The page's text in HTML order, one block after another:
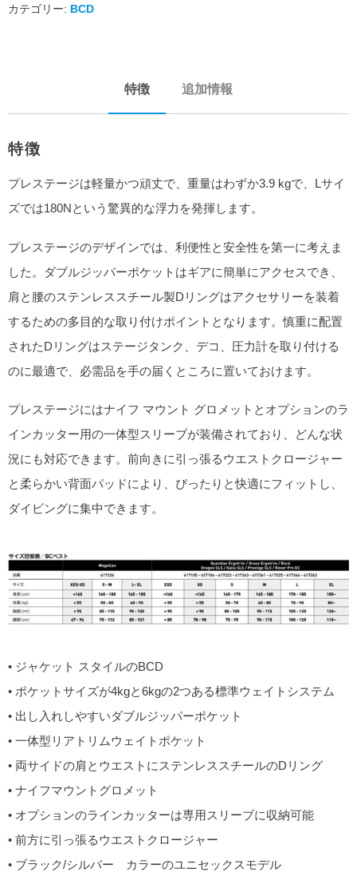
カテゴリー: BCD
特徴 追加情報
特徴
プレステージは軽量かつ頑丈で、重量はわずか3.9 kgで、Lサイ
ズでは180Nという驚異的な浮力を発揮します。
プレステージのデザインでは、利便性と安全性を第一に考えま
した。ダブルジッパーポケットはギアに簡単にアクセスでき、
肩と腰のステンレススチール製Dリングはアクセサリーを装着
するための多目的な取り付けポイントとなります。慎重に配置
されたDリングはステージタンク、デコ、圧力計を取り付ける
のに最適で、必需品を手の届くところに置いておけます。
プレステージにはナイフ マウント グロメットとオプションのラ
インカッター用の一体型スリーブが装備されており、どんな状
況にも対応できます。前向きに引っ張るウエストクロージャー
と柔らかい背面パッドにより、ぴったりと快適にフィットし、
ダイビングに集中できます。
• ジャケット スタイルのBCD
• ポケットサイズが4kgと6kgの2つある標準ウェイトシステム
• 出し入れしやすいダブルジッパーポケット
• 一体型リアトリムウェイトポケット
• 両サイドの肩とウエストにステンレススチールのDリング
• ナイフマウントグロメット
• オプションのラインカッターは専用スリーブに収納可能
• 前方に引っ張るウエストクロージャー
• ブラック/シルバー カラーのユニセックスモデル